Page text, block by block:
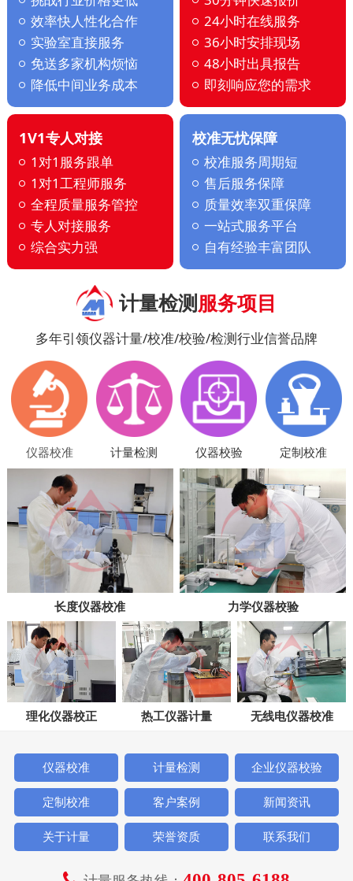
效率快人性化合作
实验室直接服务
免送多家机构烦恼
降低中间业务成本
24小时在线服务
36小时安排现场
48小时出具报告
即刻响应您的需求
1V1专人对接
1对1服务跟单
1对1工程师服务
全程质量服务管控
专人对接服务
综合实力强
校准无忧保障
校准服务周期短
售后服务保障
质量效率双重保障
一站式服务平台
自有经验丰富团队
计量检测服务项目
多年引领仪器计量/校准/校验/检测行业信誉品牌
仪器校准 计量检测 仪器校验 定制校准
长度仪器校准 力学仪器校验
理化仪器校正 热工仪器计量 无线电仪器校准
仪器校准 计量检测 企业仪器校验
定制校准 客户案例 新闻资讯
关于计量 荣誉资质 联系我们